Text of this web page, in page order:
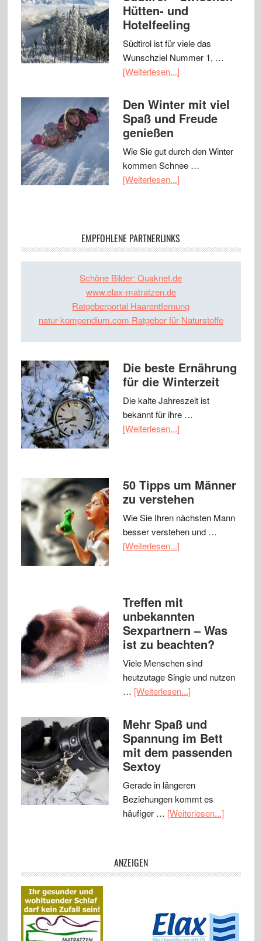
Hütten- und
Hotelfeeling
Südtirol ist für viele das
Wunschziel Nummer 1, …
[Weiterlesen...]
Den Winter mit viel
Spaß und Freude
genießen
Wie Sie gut durch den Winter
kommen Schnee …
[Weiterlesen...]
EMPFOHLENE PARTNERLINKS
Schöne Bilder: Quaknet.de
www.elax-matratzen.de
Ratgeberportal Haarentfernung
natur-kompendium.com Ratgeber für Naturstoffe
Die beste Ernährung
für die Winterzeit
Die kalte Jahreszeit ist
bekannt für ihre …
[Weiterlesen...]
50 Tipps um Männer
zu verstehen
Wie Sie Ihren nächsten Mann
besser verstehen und …
[Weiterlesen...]
Treffen mit
unbekannten
Sexpartnern – Was
ist zu beachten?
Viele Menschen sind
heutzutage Single und nutzen
… [Weiterlesen...]
Mehr Spaß und
Spannung im Bett
mit dem passenden
Sextoy
Gerade in längeren
Beziehungen kommt es
häufiger … [Weiterlesen...]
ANZEIGEN